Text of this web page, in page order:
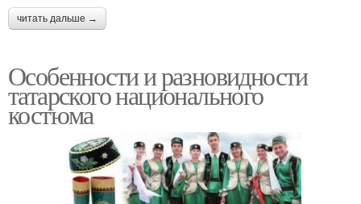
читать дальше →
Особенности и разновидности
татарского национального
костюма